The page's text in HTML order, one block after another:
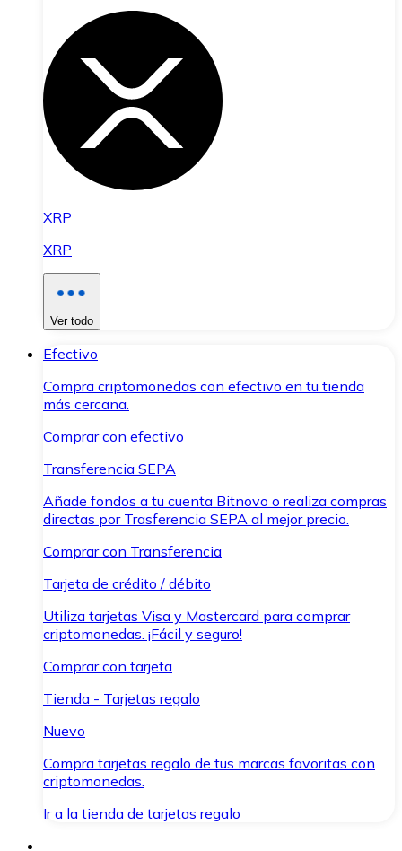
XRP
XRP
Ver todo
Efectivo
Compra criptomonedas con efectivo en tu tienda
más cercana.
Comprar con efectivo
Transferencia SEPA
Añade fondos a tu cuenta Bitnovo o realiza compras
directas por Trasferencia SEPA al mejor precio.
Comprar con Transferencia
Tarjeta de crédito / débito
Utiliza tarjetas Visa y Mastercard para comprar
criptomonedas. ¡Fácil y seguro!
Comprar con tarjeta
Tienda - Tarjetas regalo
Nuevo
Compra tarjetas regalo de tus marcas favoritas con
criptomonedas.
Ir a la tienda de tarjetas regalo